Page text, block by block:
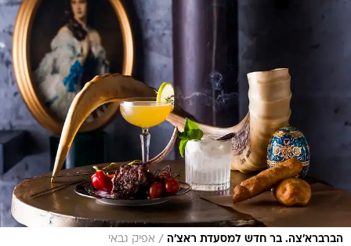
הברברא'צה. בר חדש למסעדת ראצ'ה / אפיק גבאי